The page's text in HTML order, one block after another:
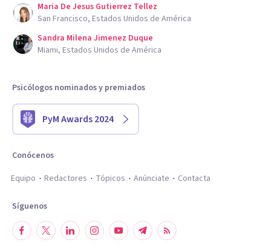
Maria De Jesus Gutierrez Tellez
San Francisco, Estados Unidos de América
Sandra Milena Jimenez Duque
Miami, Estados Unidos de América
Psicólogos nominados y premiados
PyM Awards 2024
Conócenos
Equipo
Redactores Tópicos Anúnciate Contacta
Síguenos